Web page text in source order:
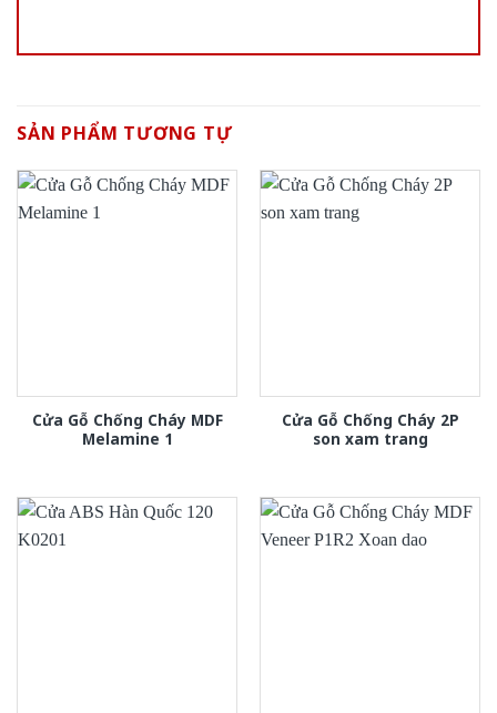
SẢN PHẨM TƯƠNG TỰ
Cửa Gỗ Chống Cháy MDF
Melamine 1
Cửa Gỗ Chống Cháy 2P
son xam trang